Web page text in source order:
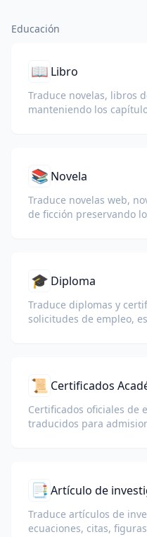
Educación
📖 Libro
Traduce novelas, libros
manteniendo los
📚 Novela
Traduce novelas web,
de ficción preservando
🎓 Diploma
Traduce diplomas y
solicitudes de empleo,
📜 Certificados
Certificados oficiales de
traducidos para
📑 Artículo de
Traduce artículos de
ecuaciones, citas,